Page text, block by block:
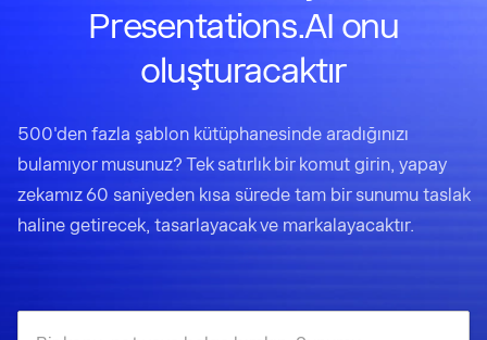
Presentations.AI onu
oluşturacaktır
500'den fazla şablon kütüphanesinde aradığınızı
bulamıyor musunuz? Tek satırlık bir komut girin, yapay
zekamız 60 saniyeden kısa sürede tam bir sunumu taslak
haline getirecek, tasarlayacak ve markalayacaktır.